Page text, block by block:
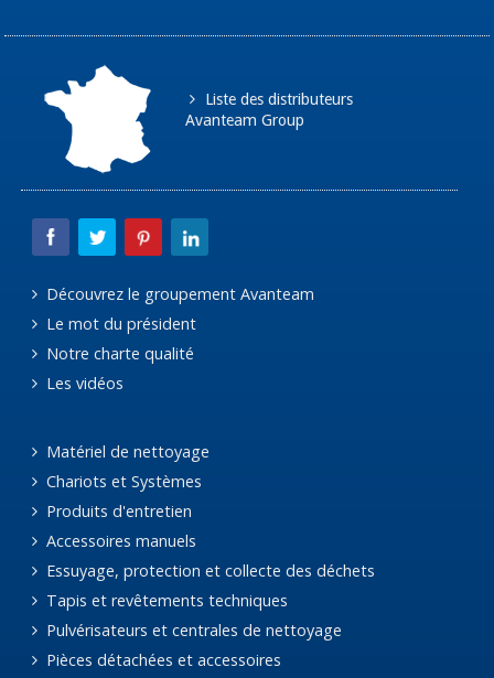
Liste des distributeurs
Avanteam Group
Découvrez le groupement Avanteam
Le mot du président
Notre charte qualité
Les vidéos
Matériel de nettoyage
Chariots et Systèmes
Produits d'entretien
Accessoires manuels
Essuyage, protection et collecte des déchets
Tapis et revêtements techniques
Pulvérisateurs et centrales de nettoyage
Pièces détachées et accessoires